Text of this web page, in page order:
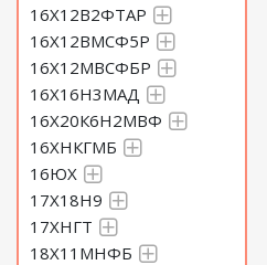
16Х12В2ФТАР
16Х12ВМСФ5Р
16Х12МВСФБР
16Х16Н3МАД
16Х20К6Н2МВФ
16ХНКГМБ
16ЮХ
17Х18Н9
17ХНГТ
18Х11МНФБ